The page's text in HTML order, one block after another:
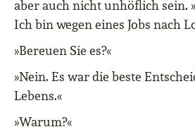
aber auch nicht unhöflich sein.
Ich bin wegen eines Jobs nach
»Bereuen Sie es?«
»Nein. Es war die beste
Lebens.«
»Warum?«